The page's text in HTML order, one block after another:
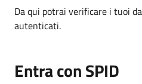
Da qui potrai verificare i tuoi
autenticati.
Entra con SPID